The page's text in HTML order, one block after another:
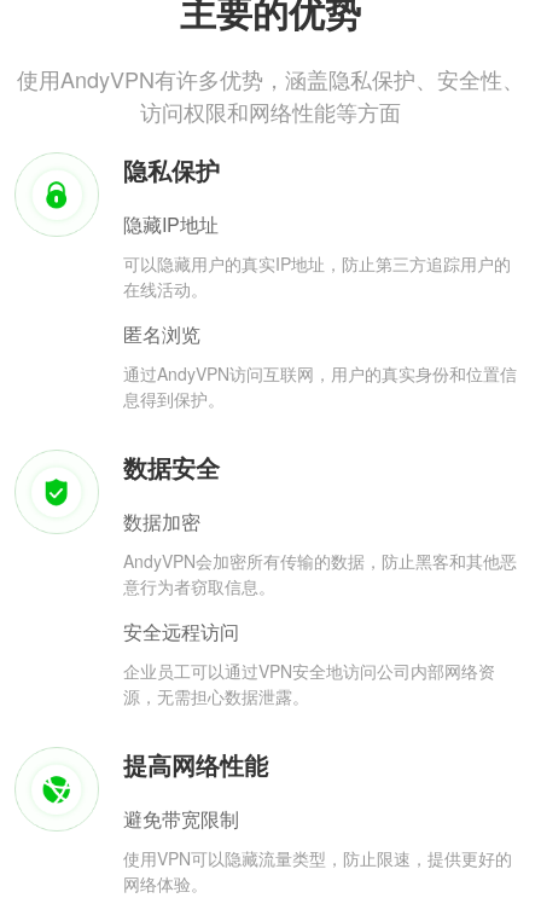
主要的优势
使用AndyVPN有许多优势，涵盖隐私保护、安全性、
访问权限和网络性能等方面
隐私保护
隐藏IP地址
可以隐藏用户的真实IP地址，防止第三方追踪用户的
在线活动。
匿名浏览
通过AndyVPN访问互联网，用户的真实身份和位置信
息得到保护。
数据安全
数据加密
AndyVPN会加密所有传输的数据，防止黑客和其他恶
意行为者窃取信息。
安全远程访问
企业员工可以通过VPN安全地访问公司内部网络资
源，无需担心数据泄露。
提高网络性能
避免带宽限制
使用VPN可以隐藏流量类型，防止限速，提供更好的
网络体验。